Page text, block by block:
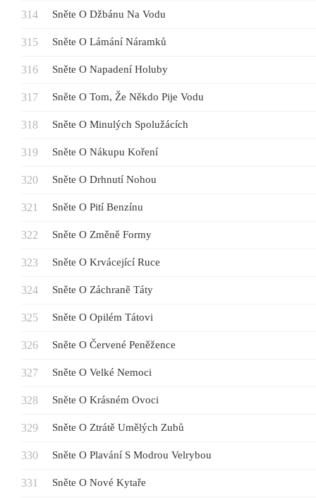
Sněte O Džbánu Na Vodu
Sněte O Lámání Náramků
Sněte O Napadení Holuby
Sněte O Tom, Že Někdo Pije Vodu
Sněte O Minulých Spolužácích
Sněte O Nákupu Koření
Sněte O Drhnutí Nohou
Sněte O Pití Benzínu
Sněte O Změně Formy
Sněte O Krvácející Ruce
Sněte O Záchraně Táty
Sněte O Opilém Tátovi
Sněte O Červené Peněžence
Sněte O Velké Nemoci
Sněte O Krásném Ovoci
Sněte O Ztrátě Umělých Zubů
Sněte O Plavání S Modrou Velrybou
Sněte O Nové Kytaře